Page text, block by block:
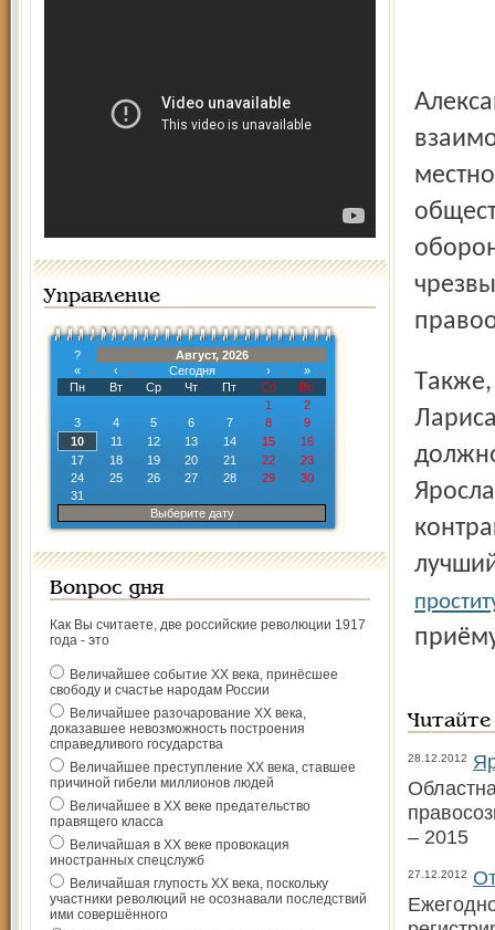
Управление
?
Август, 2026
«
‹ Сегодня ›
»
Пн
Вт Ср Чт Пт Сб
Вс
1
2
3
4 5 6 7 8
9
10
11 12 13 14 15
16
17
18 19 20 21 22
23
24
25 26 27 28 29
30
31
Выберите дату
Вопрос дня
Как Вы считаете, две российские революции 1917
года - это
Величайшее событие ХХ века, принёсшее
свободу и счастье народам России
Величайшее разочарование ХХ века,
доказавшее невозможность построения
справедливого государства
Величайшее преступление ХХ века, ставшее
причиной гибели миллионов людей
Величайшее в ХХ веке предательство
правящего класса
Величайшая в ХХ веке провокация
иностранных спецслужб
Величайшая глупость ХХ века, поскольку
участники революций не осознавали последствий
ими совершённого
Александр Грибов будет курировать вопросы
Также, в соответствии с подписанными документами,
28.12.2012
– 2015
27.12.2012